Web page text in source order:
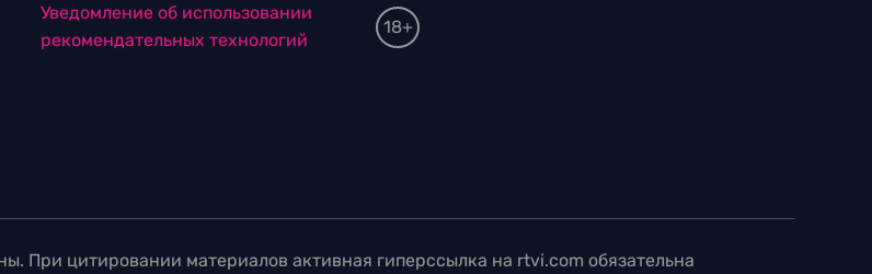
Уведомление об использовании
рекомендательных технологий
18+
цитировании материалов активная гиперссылка на rtvi.com обязательна